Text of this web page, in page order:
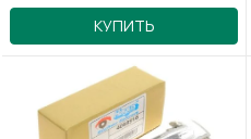
КУПИТЬ